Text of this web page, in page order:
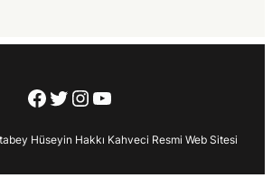
Facebook
Twitter
Instagram
YouTube
Hüseyin Hakkı Kahveci Resmi Web Sitesi